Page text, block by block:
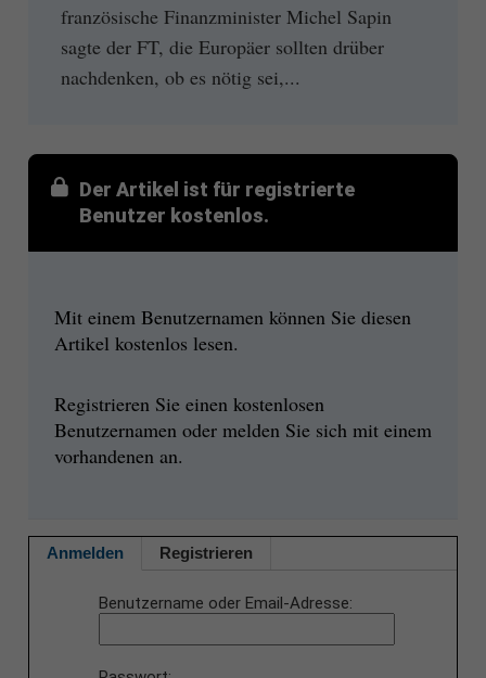
französische Finanzminister Michel Sapin
sagte der FT, die Europäer sollten drüber
nachdenken, ob es nötig sei,...
Der Artikel ist für registrierte
Benutzer kostenlos.
Mit einem Benutzernamen können Sie diesen
Artikel kostenlos lesen.
Registrieren Sie einen kostenlosen
Benutzernamen oder melden Sie sich mit einem
vorhandenen an.
Anmelden Registrieren
Benutzername oder Email-Adresse